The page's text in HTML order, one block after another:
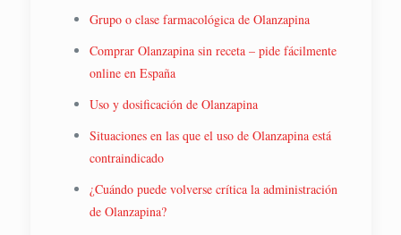
Grupo o clase farmacológica de Olanzapina
Comprar Olanzapina sin receta – pide fácilmente
online en España
Uso y dosificación de Olanzapina
Situaciones en las que el uso de Olanzapina está
contraindicado
¿Cuándo puede volverse crítica la administración
de Olanzapina?